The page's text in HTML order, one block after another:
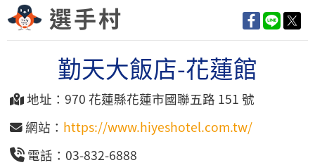
選手村
勤天大飯店-花蓮館
地址：970 花蓮縣花蓮市國聯五路 151 號
網站： https://www.hiyeshotel.com.tw/
電話：03-832-6888